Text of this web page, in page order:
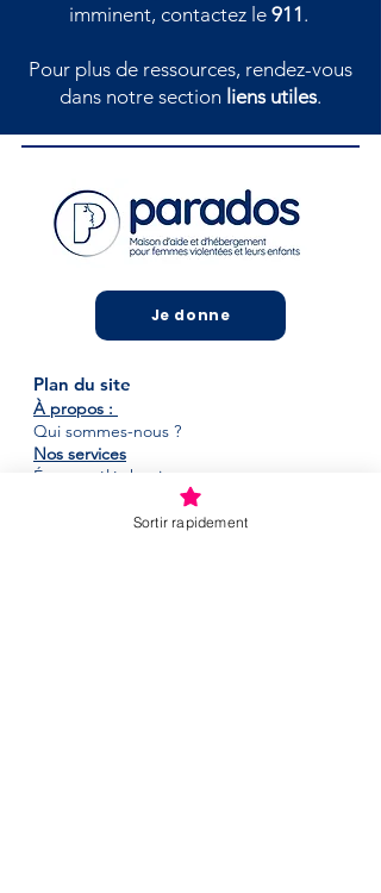
imminent, contactez le 911.
Pour plus de ressources, rendez-vous
dans notre section liens utiles.
Je donne
Plan du site
À propos :
Qui sommes-nous ?
Nos services
Écoute téléphonique
Services externes femmes et enfants
Sortir rapidement